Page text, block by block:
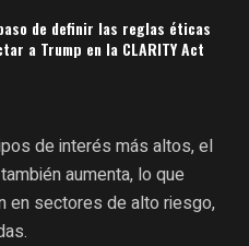
de definir las reglas éticas
a Trump en la CLARITY Act
de interés más altos, el
aumenta, lo que
en sectores de alto riesgo,